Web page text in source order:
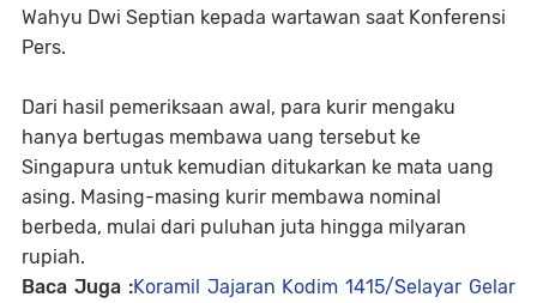
Wahyu Dwi Septian kepada wartawan saat Konferensi
Pers.
Dari hasil pemeriksaan awal, para kurir mengaku
hanya bertugas membawa uang tersebut ke
Singapura untuk kemudian ditukarkan ke mata uang
asing. Masing-masing kurir membawa nominal
berbeda, mulai dari puluhan juta hingga milyaran
rupiah.
Baca Juga :Koramil Jajaran Kodim 1415/Selayar Gelar